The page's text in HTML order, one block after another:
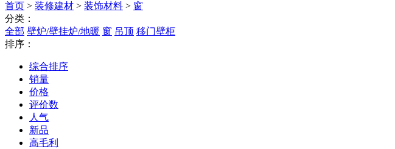
首页 > 装修建材 > 装饰材料 > 窗
分类：
全部 壁炉/壁挂炉/地暖 窗 吊顶 移门壁柜
排序：
综合排序
销量
价格
评价数
人气
新品
高毛利